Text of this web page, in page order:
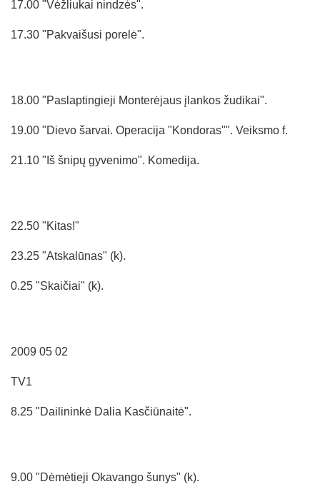
17.00 "Vėžliukai nindzės".
17.30 "Pakvaišusi porelė".
18.00 "Paslaptingieji Monterėjaus įlankos žudikai".
19.00 "Dievo šarvai. Operacija "Kondoras"". Veiksmo f.
21.10 "Iš šnipų gyvenimo". Komedija.
22.50 "Kitas!"
23.25 "Atskalūnas" (k).
0.25 "Skaičiai" (k).
2009 05 02
TV1
8.25 "Dailininkė Dalia Kasčiūnaitė".
9.00 "Dėmėtieji Okavango šunys" (k).